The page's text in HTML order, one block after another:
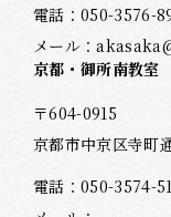
電話：050-3576-
メール：
京都・御所南教室
〒604-0915
京都市中京区寺町
電話：050-3574-